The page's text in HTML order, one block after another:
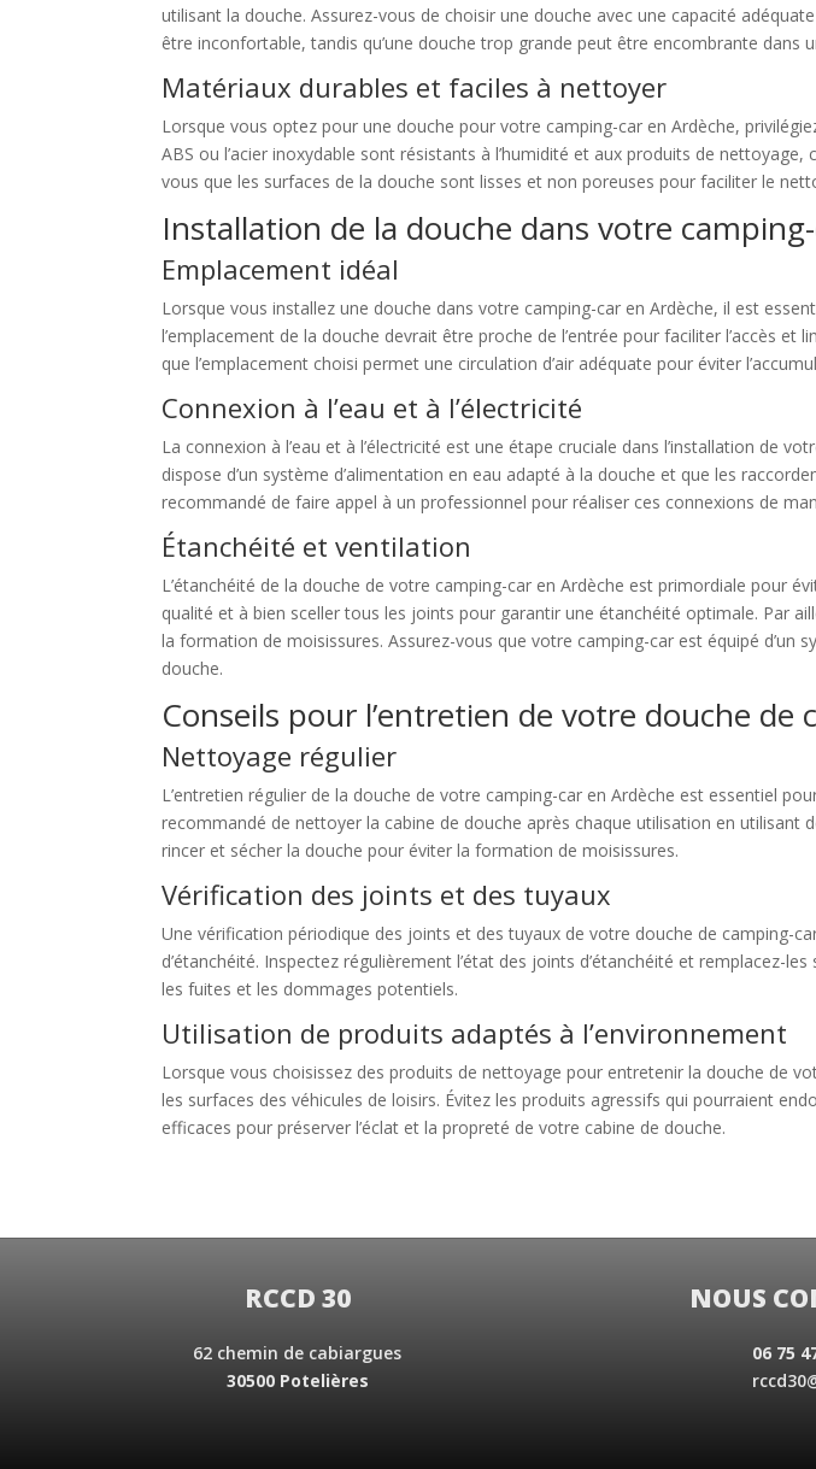
utilisant la douche. Assurez-vous de choisir une douche avec une capacité
être inconfortable, tandis qu’une douche trop grande peut être encombrante dans
Matériaux durables et faciles à nettoyer
Lorsque vous optez pour une douche pour votre camping-car en Ardèche,
ABS ou l’acier inoxydable sont résistants à l’humidité et aux produits de
vous que les surfaces de la douche sont lisses et non poreuses pour faciliter le
Installation de la douche dans votre
Emplacement idéal
Lorsque vous installez une douche dans votre camping-car en Ardèche, il est
l’emplacement de la douche devrait être proche de l’entrée pour faciliter l’accès et
que l’emplacement choisi permet une circulation d’air adéquate pour éviter
Connexion à l’eau et à l’électricité
La connexion à l’eau et à l’électricité est une étape cruciale dans l’installation de
dispose d’un système d’alimentation en eau adapté à la douche et que les
recommandé de faire appel à un professionnel pour réaliser ces connexions de
Étanchéité et ventilation
L’étanchéité de la douche de votre camping-car en Ardèche est primordiale pour
qualité et à bien sceller tous les joints pour garantir une étanchéité optimale. Par
la formation de moisissures. Assurez-vous que votre camping-car est équipé
douche.
Conseils pour l’entretien de votre douche de
Nettoyage régulier
L’entretien régulier de la douche de votre camping-car en Ardèche est essentiel
recommandé de nettoyer la cabine de douche après chaque utilisation en utilisant
rincer et sécher la douche pour éviter la formation de moisissures.
Vérification des joints et des tuyaux
Une vérification périodique des joints et des tuyaux de votre douche de camping-
d’étanchéité. Inspectez régulièrement l’état des joints d’étanchéité et remplacez-
les fuites et les dommages potentiels.
Utilisation de produits adaptés à l’environnement
Lorsque vous choisissez des produits de nettoyage pour entretenir la douche de
les surfaces des véhicules de loisirs. Évitez les produits agressifs qui pourraient
efficaces pour préserver l’éclat et la propreté de votre cabine de douche.
RCCD 30
62 chemin de cabiargues
30500 Potelières
NOUS
06 75